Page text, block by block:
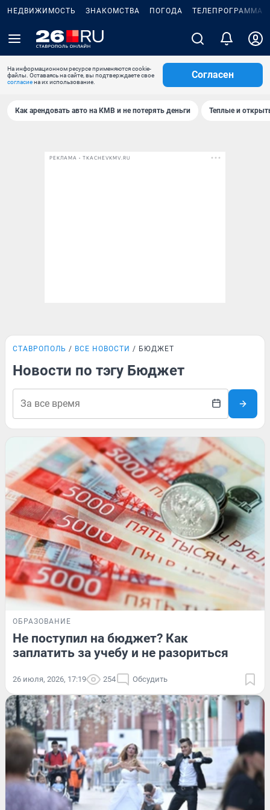
НЕДВИЖИМОСТЬ ЗНАКОМСТВА ПОГОДА ТЕЛЕПРОГРАММА
На информационном ресурсе применяются cookie-
файлы. Оставаясь на сайте, вы подтверждаете свое
согласиена их использование.
Согласен
Как арендовать авто на КМВ и не потерять деньги Теплые и
РЕКЛАМА • TKACHEVKMV.RU
СТАВРОПОЛЬ ВСЕ НОВОСТИ БЮДЖЕТ
Новости по тэгу Бюджет
ОБРАЗОВАНИЕ
Не поступил на бюджет? Как
заплатить за учебу и не разориться
26 июля, 2026, 17:19 254 Обсудить